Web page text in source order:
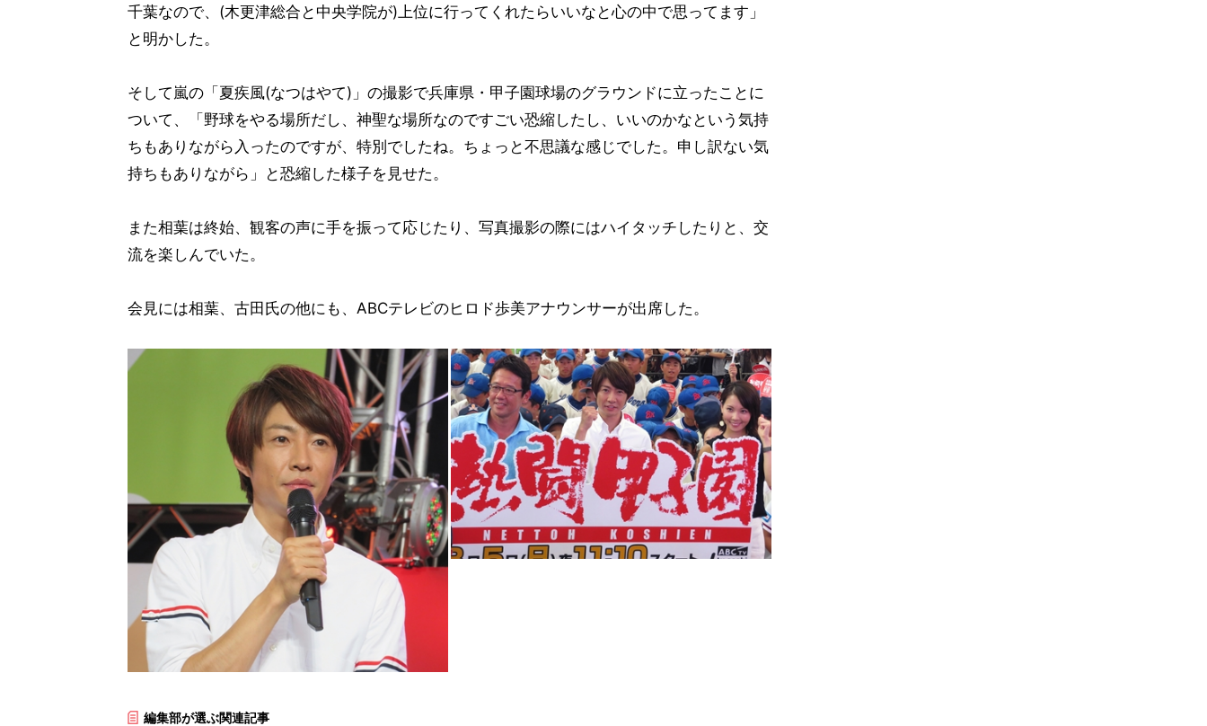
千葉なので、(木更津総合と中央学院が)上位に行ってくれたらいいなと心の中で思ってます」
と明かした。
そして嵐の「夏疾風(なつはやて)」の撮影で兵庫県・甲子園球場のグラウンドに立ったことに
ついて、「野球をやる場所だし、神聖な場所なのですごい恐縮したし、いいのかなという気持
ちもありながら入ったのですが、特別でしたね。ちょっと不思議な感じでした。申し訳ない気
持ちもありながら」と恐縮した様子を見せた。
また相葉は終始、観客の声に手を振って応じたり、写真撮影の際にはハイタッチしたりと、交
流を楽しんでいた。
会見には相葉、古田氏の他にも、ABCテレビのヒロド歩美アナウンサーが出席した。
編集部が選ぶ関連記事